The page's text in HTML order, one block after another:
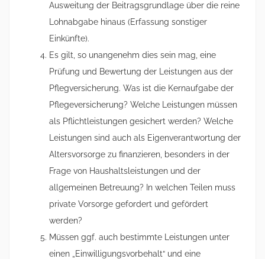
Ausweitung der Beitragsgrundlage über die reine
Lohnabgabe hinaus (Erfassung sonstiger
Einkünfte).
Es gilt, so unangenehm dies sein mag, eine
Prüfung und Bewertung der Leistungen aus der
Pflegversicherung. Was ist die Kernaufgabe der
Pflegeversicherung? Welche Leistungen müssen
als Pflichtleistungen gesichert werden? Welche
Leistungen sind auch als Eigenverantwortung der
Altersvorsorge zu finanzieren, besonders in der
Frage von Haushaltsleistungen und der
allgemeinen Betreuung? In welchen Teilen muss
private Vorsorge gefordert und gefördert
werden?
Müssen ggf. auch bestimmte Leistungen unter
einen „Einwilligungsvorbehalt“ und eine